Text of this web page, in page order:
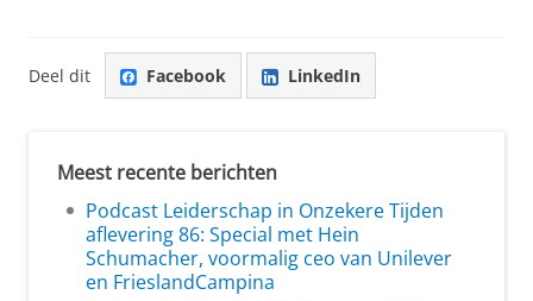
Deel dit Facebook LinkedIn
Meest recente berichten
Podcast Leiderschap in Onzekere Tijden
aflevering 86: Special met Hein
Schumacher, voormalig ceo van Unilever
en FrieslandCampina